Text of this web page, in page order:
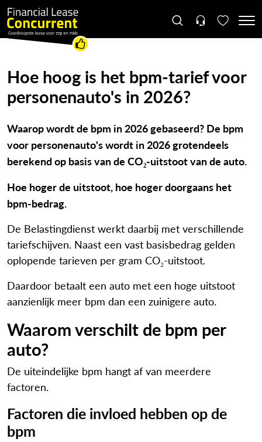
Hoe hoog is het bpm-tarief voor
personenauto's in 2026?
Waarop wordt de bpm in 2026 gebaseerd? De bpm
voor personenauto's wordt in 2026 grotendeels
berekend op basis van de CO₂-uitstoot van de auto.
Hoe hoger de uitstoot, hoe hoger doorgaans het
bpm-bedrag.
De Belastingdienst werkt daarbij met verschillende
tariefschijven. Naast een vast basisbedrag gelden
oplopende tarieven per gram CO₂-uitstoot.
Daardoor betaalt een auto met een hoge uitstoot
aanzienlijk meer bpm dan een zuinigere auto.
Waarom verschilt de bpm per
auto?
De uiteindelijke bpm hangt af van meerdere
factoren.
Factoren die invloed hebben op de
bpm